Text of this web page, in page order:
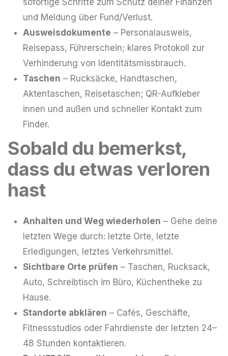
und Meldung über Fund/Verlust.
Ausweisdokumente – Personalausweis,
Reisepass, Führerschein; klares Protokoll zur
Verhinderung von Identitätsmissbrauch.
Taschen – Rucksäcke, Handtaschen,
Aktentaschen, Reisetaschen; QR-Aufkleber
innen und außen und schneller Kontakt zum
Finder.
Sobald du bemerkst,
dass du etwas verloren
hast
Anhalten und Weg wiederholen – Gehe deine
letzten Wege durch: letzte Orte, letzte
Erledigungen, letztes Verkehrsmittel.
Sichtbare Orte prüfen – Taschen, Rucksack,
Auto, Schreibtisch im Büro, Küchentheke zu
Hause.
Standorte abklären – Cafés, Geschäfte,
Fitnessstudios oder Fahrdienste der letzten 24–
48 Stunden kontaktieren.